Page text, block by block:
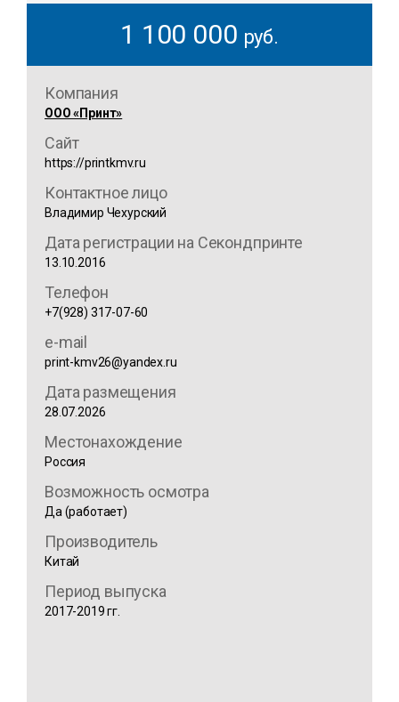
1 100 000 руб.
Компания
ООО «Принт»
Сайт
https://printkmv.ru
Контактное лицо
Владимир Чехурский
Дата регистрации на Секондпринте
13.10.2016
Телефон
+7(928) 317-07-60
e-mail
print-kmv26@yandex.ru
Дата размещения
28.07.2026
Местонахождение
Россия
Возможность осмотра
Да (работает)
Производитель
Китай
Период выпуска
2017-2019 гг.